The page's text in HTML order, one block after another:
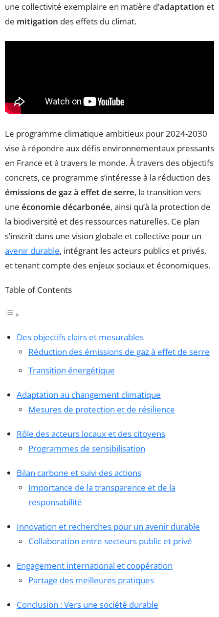
une collectivité exemplaire en matière d’adaptation et
de mitigation des effets du climat.
Le programme climatique ambitieux pour 2024-2030
vise à répondre aux défis environnementaux pressants
en France et à travers le monde. À travers des objectifs
concrets, ce programme s’intéresse à la réduction des
émissions de gaz à effet de serre, la transition vers
une économie décarbonée, ainsi qu’à la protection de
la biodiversité et des ressources naturelles. Ce plan
s’inscrit dans une vision globale et collective pour un
avenir durable, intégrant les acteurs publics et privés,
et tenant compte des enjeux sociaux et économiques.
Table of Contents
Des objectifs clairs et mesurables
Réduction des émissions de gaz à effet de serre
Transition énergétique
Adaptation au changement climatique
Mesures de protection et de résilience
Rôle des acteurs locaux et des citoyens
Programmes de sensibilisation
Bilan carbone et suivi des actions
Importance de la transparence et de la
responsabilité
Innovation et recherches pour un avenir durable
Collaboration entre secteurs public et privé
Engagement international et coopération
Partage des meilleures pratiques
Conclusion : Vers une société durable